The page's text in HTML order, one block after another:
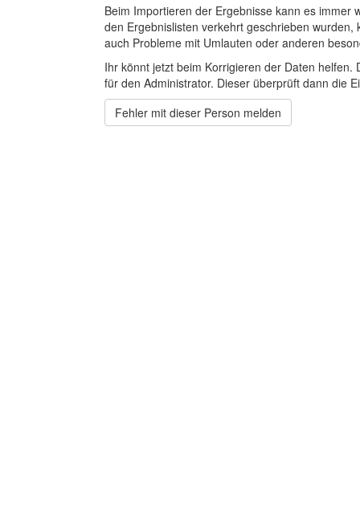
Beim Importieren der Ergebnisse kann es
den Ergebnislisten verkehrt geschrieben
auch Probleme mit Umlauten oder anderen
Ihr könnt jetzt beim Korrigieren der Daten
für den Administrator. Dieser überprüft dann die
Fehler mit dieser Person melden